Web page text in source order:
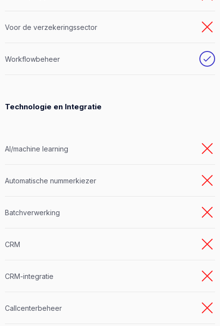
Voor de verzekeringssector
Workflowbeheer
Technologie en Integratie
AI/machine learning
Automatische nummerkiezer
Batchverwerking
CRM
CRM-integratie
Callcenterbeheer